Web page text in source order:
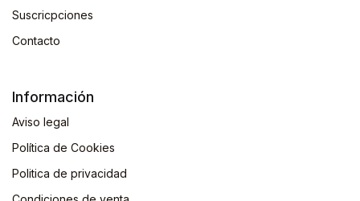
Suscricpciones
Contacto
Información
Aviso legal
Política de Cookies
Politica de privacidad